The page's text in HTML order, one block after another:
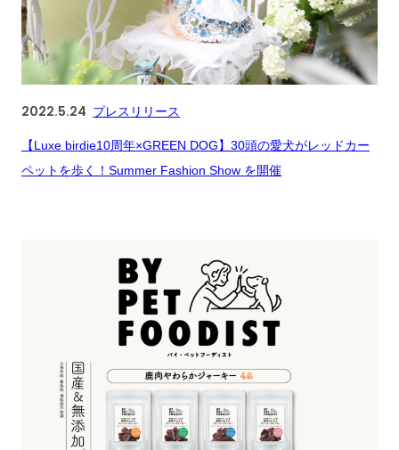
2022.5.24 プレスリリース
【Luxe birdie10周年×GREEN DOG】30頭の愛犬がレッドカー
ペットを歩く！Summer Fashion Show を開催